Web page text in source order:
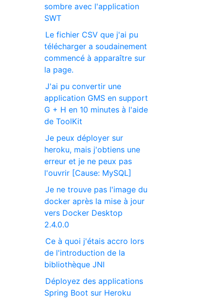
sombre avec l'application
SWT
Le fichier CSV que j'ai pu
télécharger a soudainement
commencé à apparaître sur
la page.
J'ai pu convertir une
application GMS en support
G + H en 10 minutes à l'aide
de ToolKit
Je peux déployer sur
heroku, mais j'obtiens une
erreur et je ne peux pas
l'ouvrir [Cause: MySQL]
Je ne trouve pas l'image du
docker après la mise à jour
vers Docker Desktop
2.4.0.0
Ce à quoi j'étais accro lors
de l'introduction de la
bibliothèque JNI
Déployez des applications
Spring Boot sur Heroku